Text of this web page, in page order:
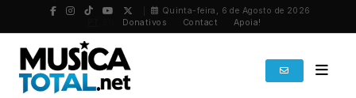
Quinta-feira, 6 de Agosto de 2026
Donativos Contact Apoia!